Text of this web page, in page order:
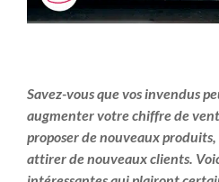
Savez-vous que vos invendus
augmenter votre chiffre de
proposer de nouveaux
attirer de nouveaux clients.